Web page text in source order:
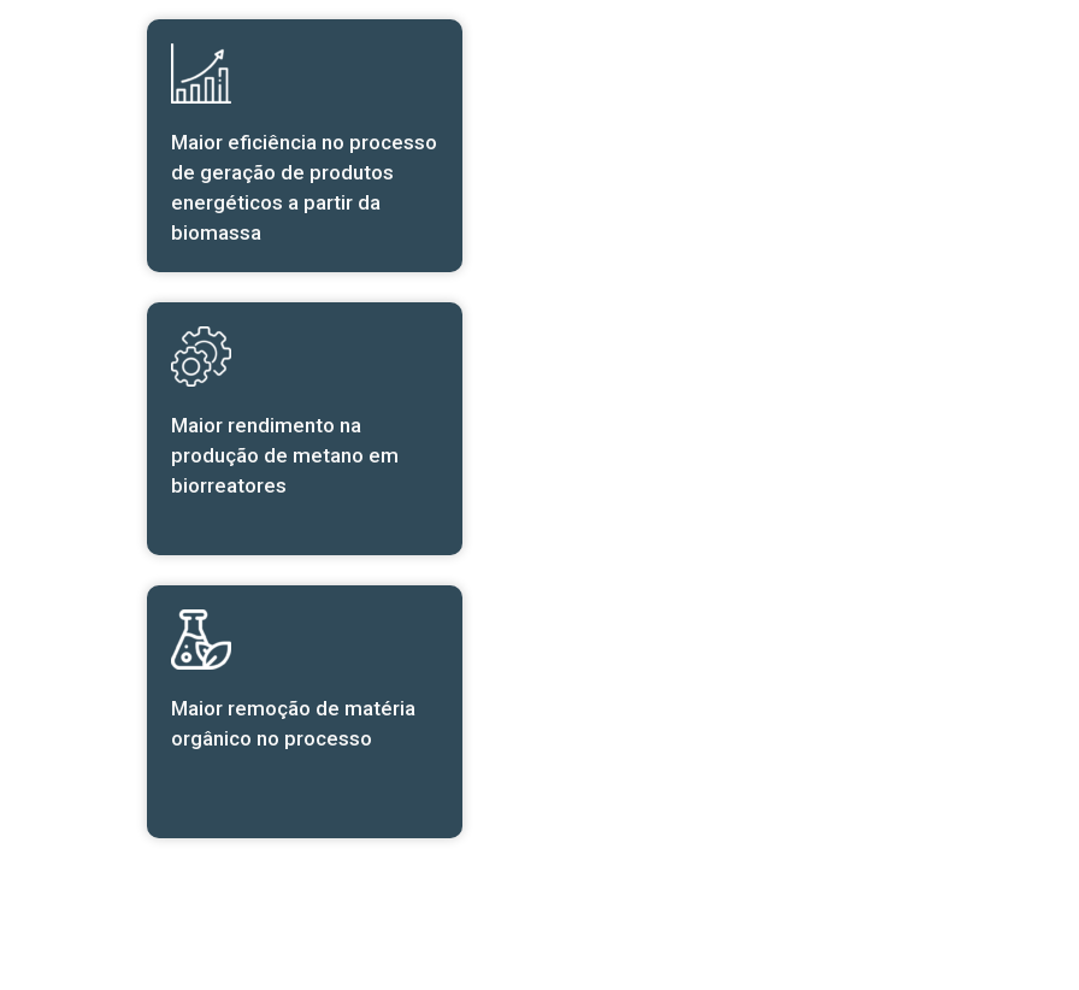
Maior eficiência no processo
de geração de produtos
energéticos a partir da
biomassa
Maior rendimento na
produção de metano em
biorreatores
Maior remoção de matéria
orgânico no processo